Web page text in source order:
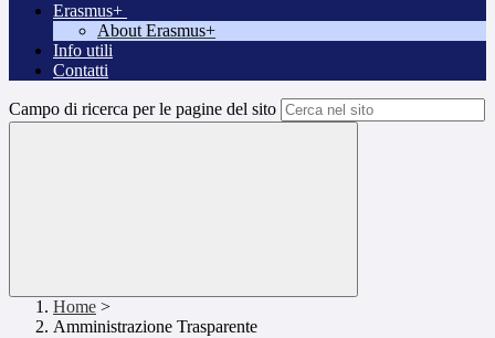
Erasmus+
About Erasmus+
Info utili
Contatti
Campo di ricerca per le pagine del sito
Home >
Amministrazione Trasparente